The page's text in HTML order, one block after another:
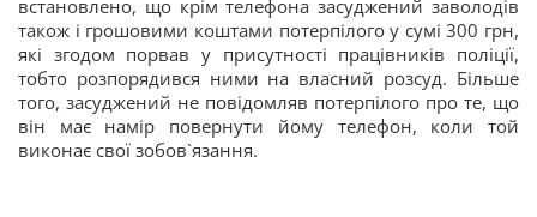
встановлено, що крім телефона засуджений заволодів
також і грошовими коштами потерпілого у сумі 300 грн,
які згодом порвав у присутності працівників поліції,
тобто розпорядився ними на власний розсуд. Більше
того, засуджений не повідомляв потерпілого про те, що
він має намір повернути йому телефон, коли той
виконає свої зобов`язання.